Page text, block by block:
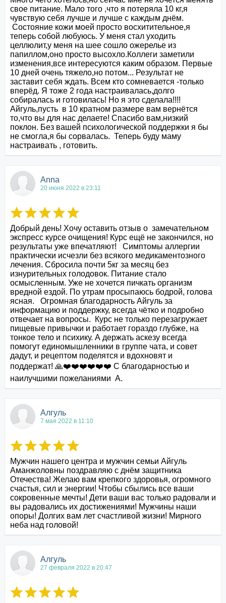
свое питание. Мало того ,что я потеряла 10 кг,я
чувствую себя лучше и лучше с каждым днём.
теперь собой любуюсь. У меня стал уходить
целлюлит,у меня на шее сошло ожерелье из
папиллом,оно просто высохло.Коллеги заметили
изменения,все интересуются каким образом. Первые
10 дней очень тяжело,но потом... Результат не
заставит себя ждать. Всем кто сомневается -только
вперёд. Я тоже 2 года настраивалась,долго
собиралась и готовилась! Но я это сделала!!!!
Айгуль,пусть  в 10 кратном размере вам вернётся
то,что вы для нас делаете! Спасибо вам,низкий
поклон. Без вашей психологической поддержки я бы
не смогла,я бы сорвалась.  Теперь буду маму
настраивать , готовить.
Anna
20 июня 2022 в 23:11
Добрый день! Хочу оставить отзыв о  замечательном
экспресс курсе очищения! Курс ещё не закончился, но
результаты уже впечатляют!   Симптомы аллергии
практически исчезли без всякого медикаментозного
лечения. Сбросила почти 5кг за месяц без
изнурительных голодовок. Питание стало
осмысленным. Уже не хочется пичкать организм
вредной ездой. По утрам просыпаюсь бодрой, голова
ясная.   Огромная благодарность Айгуль за
информацию и поддержку, всегда чётко и подробно
отвечает на вопросы.  Курс не только перезагружает
пищевые привычки и работает гораздо глубже, на
тонкое тело и психику. А держать аскезу всегда
помогут единомышленники в группе чата, и совет
дадут, и рецептом поделятся и вдохновят и
поддержат! 🙏❤️❤️❤️❤️❤️❤️ С благодарностью и
наилучшими пожеланиями  А.
Алгуль
7 мая 2022 в 11:10
Мужчин нашего центра и мужчин семьи Айгуль
Аманжоловны поздравляю с днём защитника
Отечества! Желаю вам крепкого здоровья, огромного
счастья, сил и энергии! Чтобы сбылись все ваши
сокровенные мечты! Дети ваши вас только радовали и
вы радовались их достижениями! Мужчины наши
опоры! Долгих вам лет счастливой жизни! Мирного
неба над головой!
Алгуль
27 февраля 2022 в 20:47